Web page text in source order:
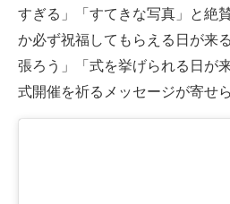
すぎる」「すてきな写真」と絶
か必ず祝福してもらえる日が来
張ろう」「式を挙げられる日が
式開催を祈るメッセージが寄せ